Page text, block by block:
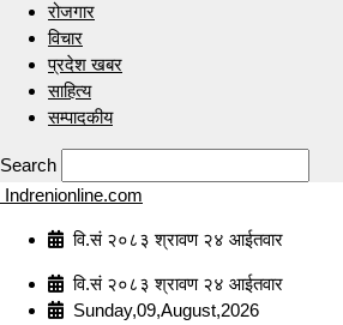
रोजगार
विचार
प्रदेश खबर
साहित्य
सम्पादकीय
Search
Indrenionline.com
वि.सं २०८३ श्रावण २४ आईतवार
वि.सं २०८३ श्रावण २४ आईतवार
Sunday,09,August,2026